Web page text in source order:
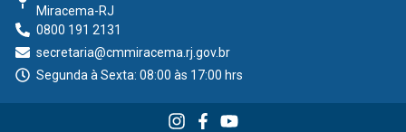
Miracema-RJ
0800 191 2131
secretaria@cmmiracema.rj.gov.br
Segunda à Sexta: 08:00 às 17:00 hrs